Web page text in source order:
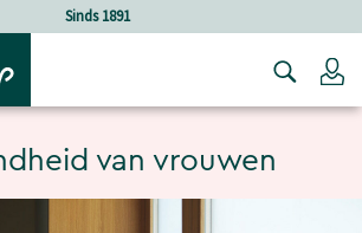
Sinds 1891
van vrouwen